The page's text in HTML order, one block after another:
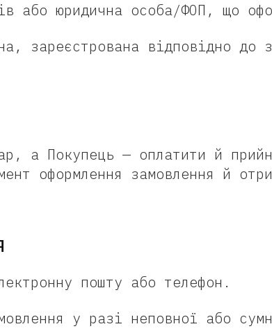
або юридична особа/ФОП, що
зареєстрована відповідно до
а Покупець — оплатити й
оформлення замовлення й
пошту або телефон.
у разі неповної або